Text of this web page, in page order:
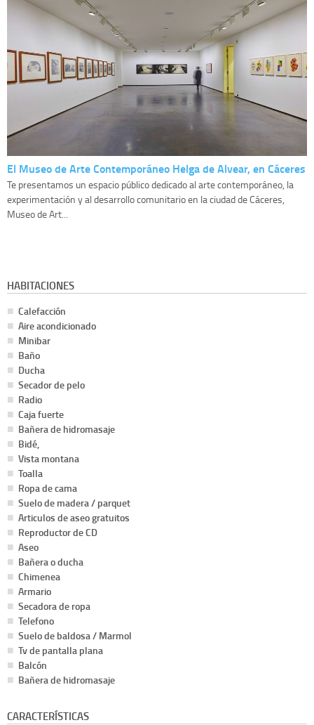
El Museo de Arte Contemporáneo Helga de Alvear, en Cáceres
Te presentamos un espacio público dedicado al arte contemporáneo, la
experimentación y al desarrollo comunitario en la ciudad de Cáceres,
Museo de Art...
HABITACIONES
Calefacción
Aire acondicionado
Minibar
Baño
Ducha
Secador de pelo
Radio
Caja fuerte
Bañera de hidromasaje
Bidé,
Vista montana
Toalla
Ropa de cama
Suelo de madera / parquet
Articulos de aseo gratuitos
Reproductor de CD
Aseo
Bañera o ducha
Chimenea
Armario
Secadora de ropa
Telefono
Suelo de baldosa / Marmol
Tv de pantalla plana
Balcón
Bañera de hidromasaje
CARACTERÍSTICAS